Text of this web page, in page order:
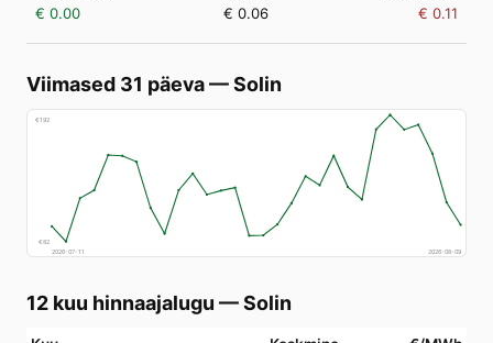
€ 0.00 € 0.06 € 0.11
Viimased 31 päeva—Solin
€192
€82
2026-07-11
2026-08-09
12 kuu hinnaajalugu —Solin